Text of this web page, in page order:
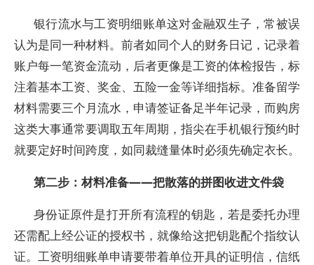
银行流水与工资明细账单这对金融双生子，常被误
认为是同一种材料。前者如同个人的财务日记，记录着
账户每一笔资金流动，后者更像是工资的体检报告，标
注着基本工资、奖金、五险一金等详细指标。准备留学
材料需要三个月流水，申请签证备足半年记录，而购房
这类大事通常要调取五年周期，指尖在手机银行预约时
就要定好时间跨度，如同裁缝量体时必须先确定衣长。
第二步：材料准备——把散落的拼图收进文件袋
身份证原件是打开所有流程的钥匙，若是委托办理
还需配上经公证的授权书，就像给这把钥匙配个指纹认
证。工资明细账单申请要带着单位开具的证明信，信纸